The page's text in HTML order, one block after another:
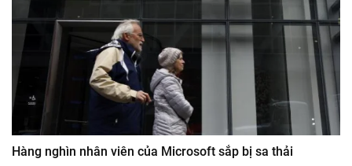
Hàng nghìn nhân viên của Microsoft sắp bị sa thải